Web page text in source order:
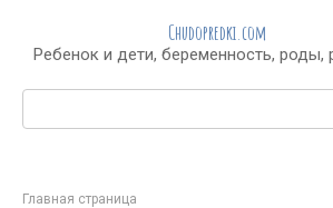
контенту
Chudopredki.com
Ребенок и дети, беременность, роды,
Поиск:
Главная страница